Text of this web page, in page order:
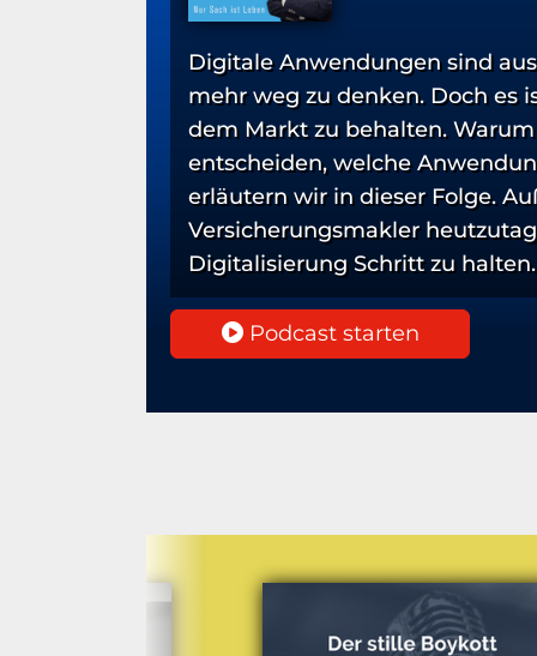
Digitale Anwendungen sind
mehr weg zu denken. Doch es
dem Markt zu behalten.
entscheiden, welche
erläutern wir in dieser Folge.
Versicherungsmakler
Digitalisierung Schritt zu halten.
Podcast starten